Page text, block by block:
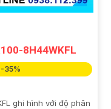
8H44WKFL
35%
ghi hình với độ phân